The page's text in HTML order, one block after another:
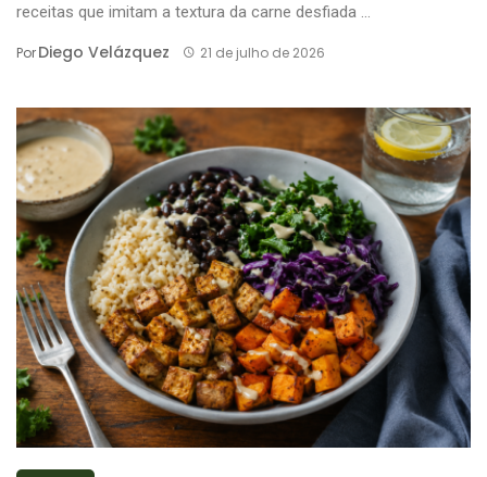
receitas que imitam a textura da carne desfiada ...
PorDiego Velázquez 21 de julho de 2026